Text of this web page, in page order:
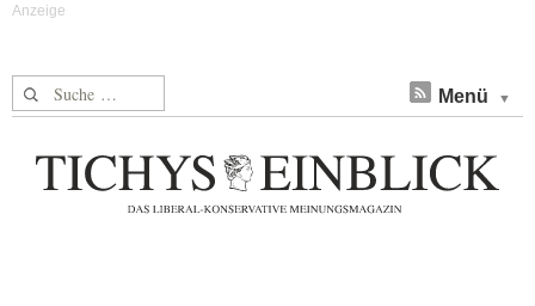
Suche nach: Menü